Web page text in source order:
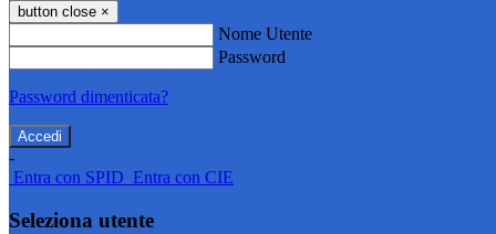
button close ×
Nome Utente
Password
Password dimenticata?
-
Entra con SPID Entra con CIE
Seleziona utente